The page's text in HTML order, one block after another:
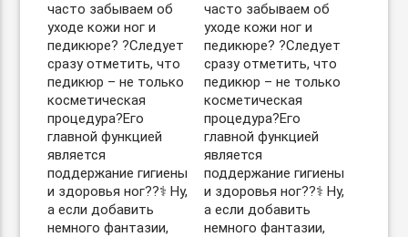
часто забываем об
уходе кожи ног и
педикюре? ?Следует
сразу отметить, что
педикюр – не только
косметическая
процедура?Его
главной функцией
является
поддержание гигиены
и здоровья ног??‍⚕️ Ну,
а если добавить
немного фантазии,
часто забываем об
уходе кожи ног и
педикюре? ?Следует
сразу отметить, что
педикюр – не только
косметическая
процедура?Его
главной функцией
является
поддержание гигиены
и здоровья ног??‍⚕️ Ну,
а если добавить
немного фантазии,